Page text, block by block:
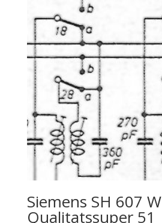
Siemens SH 607 W
Qualitatssuper 51